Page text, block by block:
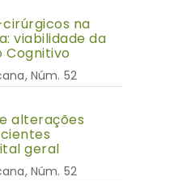
na
viabilidade da
Cognitivo
Núm. 52
alterações
geral
Núm. 52